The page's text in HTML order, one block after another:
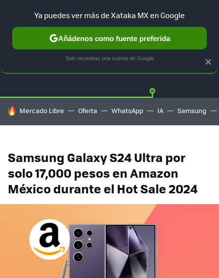
GUÍA DE COMPRAS MERCADO LIBRE
HOY SE HABLA DE
Mercado Libre Oferta WhatsApp IA Samsung
Samsung Galaxy S24 Ultra por
solo 17,000 pesos en Amazon
México durante el Hot Sale 2024
×
Ya puedes ver más de Xataka MX en Google
Añádenos como fuente preferida
Solo necesitas una cuenta de Google